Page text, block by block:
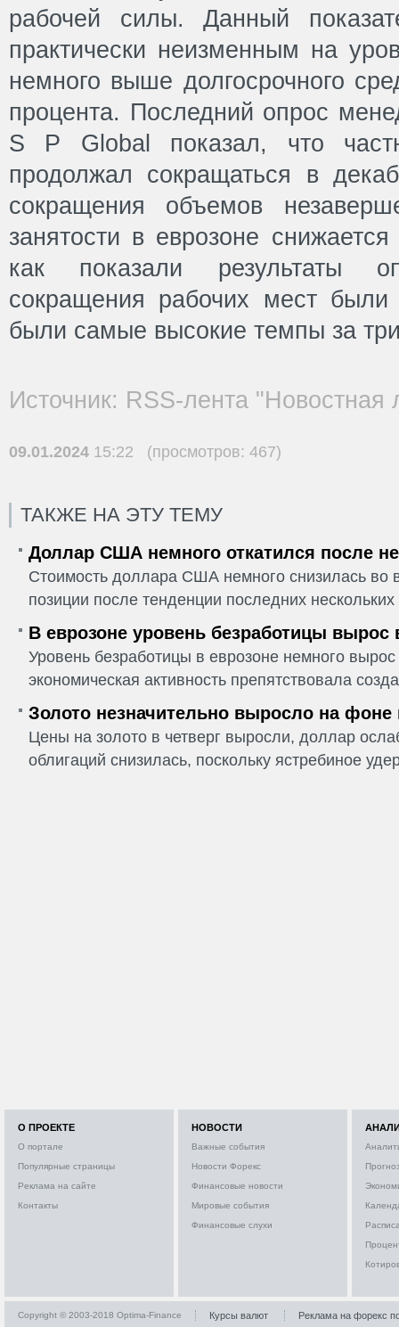
рабочей силы. Данный
практически неизменным на
немного выше долгосрочного
процента. Последний опрос
S P Global показал, что
продолжал сокращаться в
сокращения объемов
занятости в еврозоне
как показали результаты
сокращения рабочих мест были
были самые высокие темпы за
Источник: RSS-лента "Новостная
09.01.2024 15:22 (просмотров: 467)
ТАКЖЕ НА ЭТУ ТЕМУ
Доллар США немного откатился после
Стоимость доллара США немного снизилась во
позиции после тенденции последних
В еврозоне уровень безработицы вырос
Уровень безработицы в еврозоне немного
экономическая активность препятствовала
Золото незначительно выросло на фоне
Цены на золото в четверг выросли, доллар
облигаций снизилась, поскольку ястребиное
О ПРОЕКТЕ
О портале
Популярные страницы
Реклама на сайте
Контакты
НОВОСТИ
Важные события
Новости Форекс
Финансовые новости
Мировые события
Финансовые слухи
Copyright © 2003-2018 Optima-Finance Курсы валют Реклама на форекс